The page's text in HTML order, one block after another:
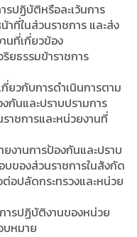
รปฏิบัติหรือละเว้นการ
ที่ในส่วนราชการ และส่ง
นที่เกี่ยวข้อง
ยธรรมข้าราชการ
ยวกับการดำเนินการตาม
กันและปราบปรามการ
าชการและหน่วยงานที่
งานการป้องกันและปราบ
ของส่วนราชการในสังกัด
อปลัดกระทรวงและหน่วย
รปฏิบัติงานของหน่วย
บหมาย